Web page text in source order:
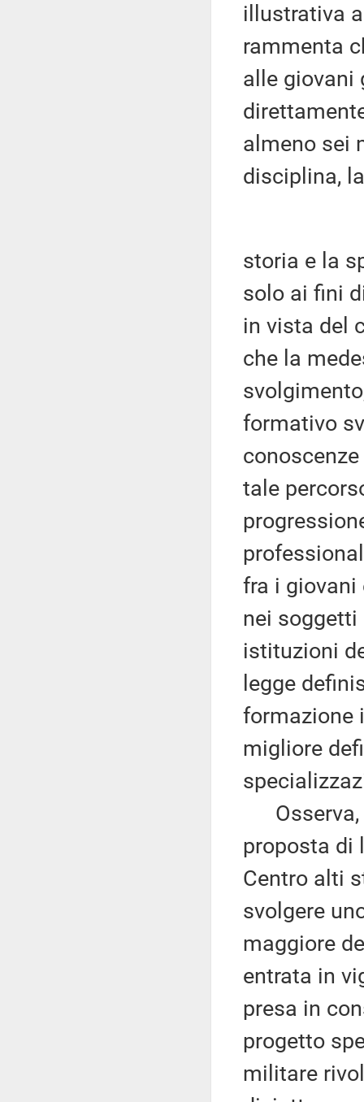
illustrativa
rammenta
alle giovani
almeno sei
disciplina, la
storia e la
solo ai fini
in vista del
che la
formativo
tale
fra i giovani
nei
istituzioni
legge
formazione
migliore
Osserva,
proposta di
Centro alti
svolgere
maggiore
entrata in
presa in
progetto
militare